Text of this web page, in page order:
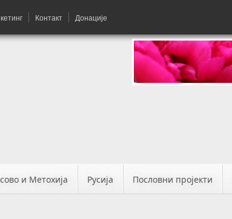
Контакт Донације
и Метохија Русија Пословни пројекти